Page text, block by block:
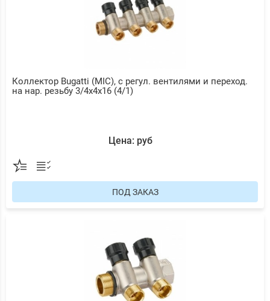
Коллектор Bugatti (MIC), с регул. вентилями и переход.
на нар. резьбу 3/4х4х16 (4/1)
Цена: руб
ПОД ЗАКАЗ